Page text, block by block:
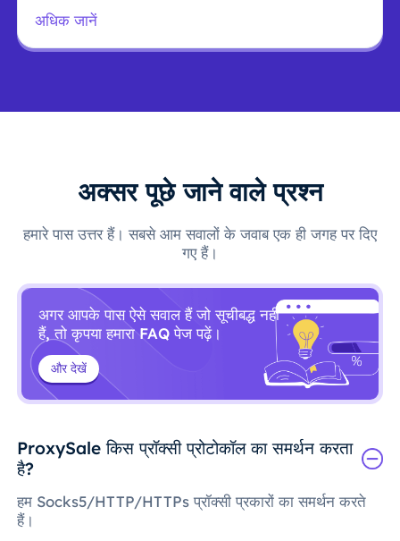
अधिक जानें
अक्सर पूछे जाने वाले प्रश्न
हमारे पास उत्तर हैं। सबसे आम सवालों के जवाब एक ही जगह पर दिए
गए हैं।
अगर आपके पास ऐसे सवाल हैं जो सूचीबद्ध नहीं
हैं, तो कृपया हमारा FAQ पेज पढ़ें।
और देखें
ProxySale किस प्रॉक्सी प्रोटोकॉल का समर्थन करता
है?
हम Socks5/HTTP/HTTPs प्रॉक्सी प्रकारों का समर्थन करते
हैं।